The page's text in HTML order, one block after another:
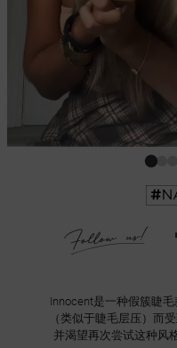
Innocent是一种假簇睫
（类似于睫毛层压）而
并渴望再次尝试这种风